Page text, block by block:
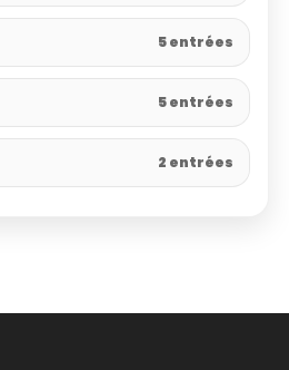
5 entrées
5 entrées
2 entrées